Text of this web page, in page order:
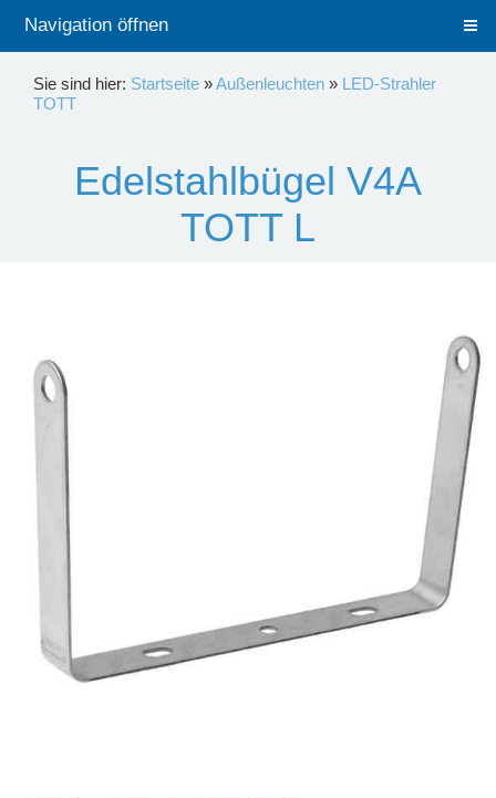
Navigation öffnen
Sie sind hier: Startseite »Außenleuchten » LED-Strahler
TOTT
Edelstahlbügel V4A
TOTT L